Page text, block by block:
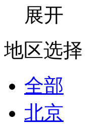
展开
地区选择
全部
北京